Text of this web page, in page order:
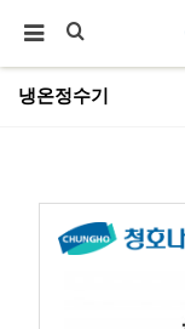
냉온정수기